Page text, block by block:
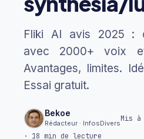
Fliki AI avis 2025 :
avec 2000+ voix
Avantages, limites.
Essai gratuit.
Bekoe
Rédacteur · InfosDiversMis
· 18 min de lecture